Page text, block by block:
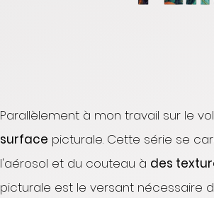
Parallèlement à mon travail sur le
surface picturale. Cette série se
l'aérosol et du couteau à des
picturale est le versant nécessaire